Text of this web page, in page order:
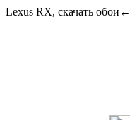
Lexus RX, скачать обои ←